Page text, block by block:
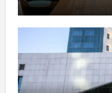
ПРЕЗИДЕНТ
БАСШЫСЫН